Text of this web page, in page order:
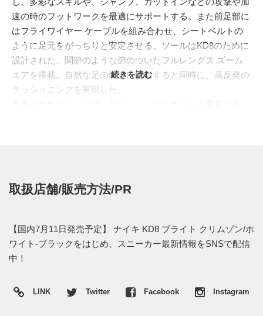
速の時のフットワークを最適にサポートする。また前足部に
はフライワイヤー ケーブルを組み合わせ、シートベルトの
ように足元をがっちりと安定させる。ソールはKD8のために
設計された、関節のような節のついたフルレングス ズーム
エアを搭載。自然な足の動きに連動すると同時に、高反発の
クッショニングを実現した。
【販売情報】⇒7月11日発売予定のナイキ スニーカーまとめ
・kinetics
(午前9時発売予定)
・
山男フットギア (午前9時発売予定)
・
続きを読む
取扱店舗/販売方法/PR
【国内7月11日発売予定】 ナイキ KD8 ブライト クリムゾン/ホ
ワイト-ブラックをはじめ、スニーカー最新情報をSNSで配信
中！
LINK Twitter Facebook Instagram